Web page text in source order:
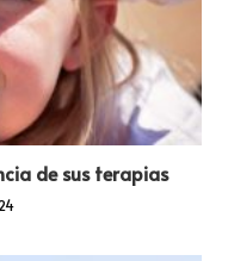
de sus terapias